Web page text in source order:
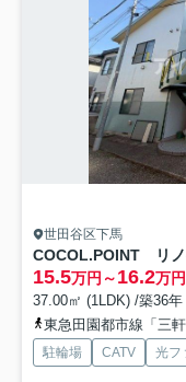
世田谷区下馬
15.5万円～16.2万円
37.00㎡ (1LDK) /築36年
東急田園都市線「三
駐輪場 CATV 光フ